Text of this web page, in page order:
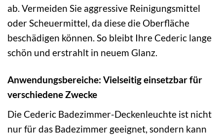
ab. Vermeiden Sie aggressive Reinigungsmittel
oder Scheuermittel, da diese die Oberfläche
beschädigen können. So bleibt Ihre Cederic lange
schön und erstrahlt in neuem Glanz.
Anwendungsbereiche: Vielseitig einsetzbar für
verschiedene Zwecke
Die Cederic Badezimmer-Deckenleuchte ist nicht
nur für das Badezimmer geeignet, sondern kann